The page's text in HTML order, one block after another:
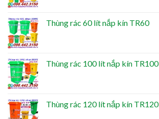
Thùng rác 60 lít nắp kín TR60
Thùng rác 100 lít nắp kín TR100
Thùng rác 120 lít nắp kín TR120